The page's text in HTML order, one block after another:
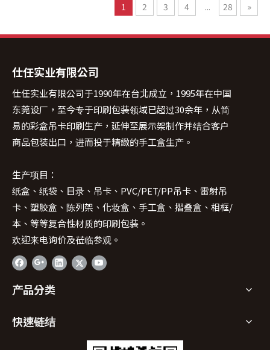
1 2 3 4 ... 28 »
仕任实业有限公司
仕任实业有限公司于1990年在台北成立，1995年在中国
东莞设厂，至今专于印刷包装领域已超过30余年，从简
易的彩盒吊卡印刷生产，延伸至展示架制作并结合客户
商品包装出口，进而投于精緻的手工盒生产。
生产项目：
纸盒、纸袋、目录、吊卡、PVC/PET/PP吊卡、雷射吊
卡、塑胶盒、陈列架、化妆盒、手工盒、摺叠盒、相框/
本、等等复合性材质的印刷包装。
欢迎来电询价及莅临参观。
产品分类
快速链结